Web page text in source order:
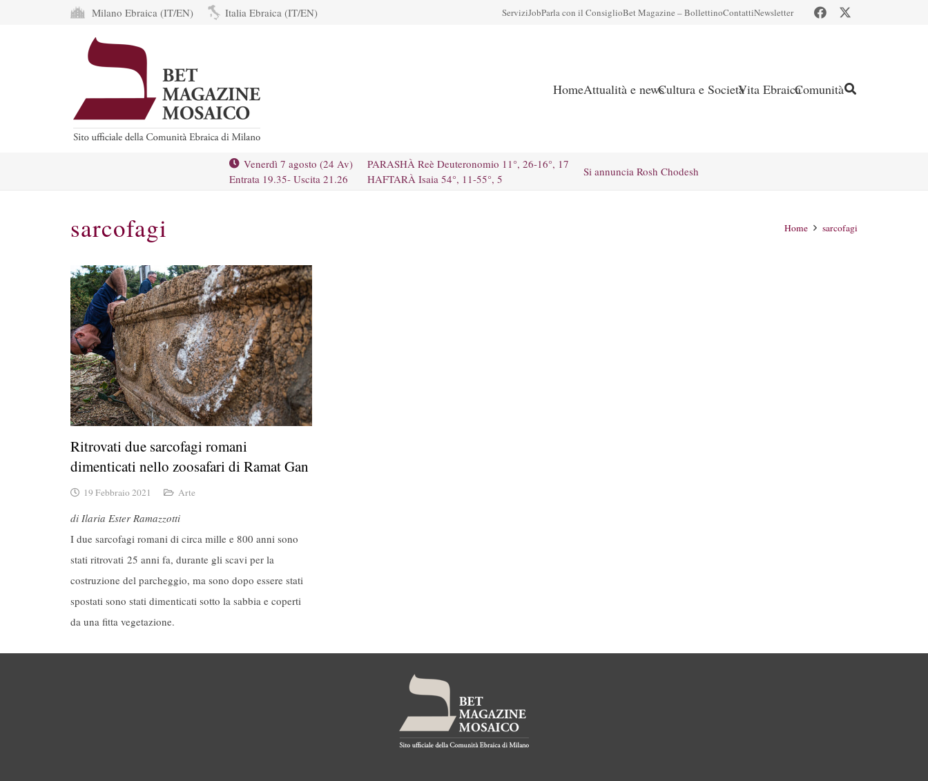
Milano Ebraica (IT/EN) Italia Ebraica (IT/EN) ServiziJobParla con il ConsiglioBet Magazine – BollettinoContattiNewsletter
HomeAttualità e newsCultura e SocietàVita EbraicaComunità
Venerdì 7 agosto (24 Av)
Entrata 19.35- Uscita 21.26
PARASHÀ Reè Deuteronomio 11°, 26-16°, 17
HAFTARÀ Isaia 54°, 11-55°, 5
Si annuncia Rosh Chodesh
sarcofagi Home sarcofagi
Ritrovati due sarcofagi romani
dimenticati nello zoosafari di Ramat Gan
19 Febbraio 2021 Arte
di Ilaria Ester Ramazzotti
I due sarcofagi romani di circa mille e 800 anni sono
stati ritrovati 25 anni fa, durante gli scavi per la
costruzione del parcheggio, ma sono dopo essere stati
spostati sono stati dimenticati sotto la sabbia e coperti
da una fitta vegetazione.